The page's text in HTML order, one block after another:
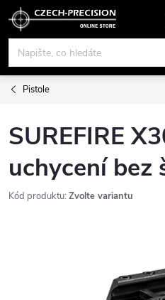
Přejít
obsah
Pistole
SUREFIRE
uchycení bez
Kód produktu: Zvolte variantu